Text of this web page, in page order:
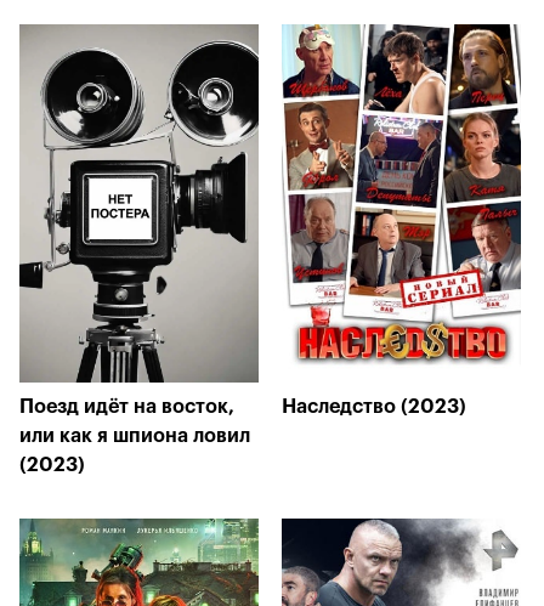
Поезд идёт на восток,
или как я шпиона ловил
(2023)
Наследство (2023)